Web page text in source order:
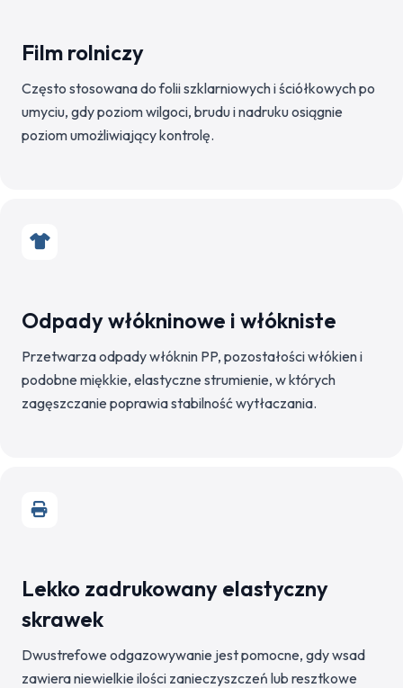
Film rolniczy
Często stosowana do folii szklarniowych i ściółkowych po
umyciu, gdy poziom wilgoci, brudu i nadruku osiągnie
poziom umożliwiający kontrolę.
Odpady włókninowe i włókniste
Przetwarza odpady włóknin PP, pozostałości włókien i
podobne miękkie, elastyczne strumienie, w których
zagęszczanie poprawia stabilność wytłaczania.
Lekko zadrukowany elastyczny
skrawek
Dwustrefowe odgazowywanie jest pomocne, gdy wsad
zawiera niewielkie ilości zanieczyszczeń lub resztkowe